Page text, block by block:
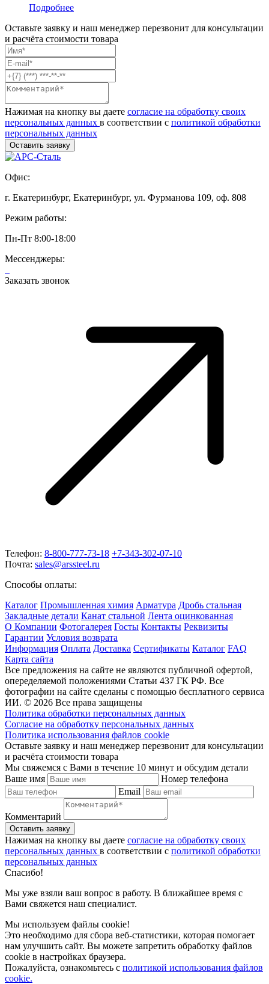
Подробнее
Оставьте заявку и наш менеджер перезвонит для консультации
и расчёта стоимости товара
Нажимая на кнопку вы даете согласие на обработку своих
персональных данных в соответствии с политикой обработки
персональных данных
Офис:
г. Екатеринбург, Екатеринбург, ул. Фурманова 109, оф. 808
Режим работы:
Пн-Пт 8:00-18:00
Мессенджеры:
Заказать звонок
Телефон: 8-800-777-73-18 +7-343-302-07-10
Почта: sales@arssteel.ru
Способы оплаты:
Каталог Промышленная химия Арматура Дробь стальная
Закладные детали Канат стальной Лента оцинкованная
О Компании Фотогалерея Госты Контакты Реквизиты
Гарантии Условия возврата
Информация Оплата Доставка Сертификаты Каталог FAQ
Карта сайта
Все предложения на сайте не являются публичной офертой,
опеределяемой положениями Статьи 437 ГК РФ. Все
фотографии на сайте сделаны с помощью бесплатного сервиса
ИИ. © 2026 Все права защищены
Политика обработки персональных данных
Согласие на обработку персональных данных
Политика использования файлов cookie
Оставьте заявку и наш менеджер перезвонит для консультации
и расчёта стоимости товара
Мы свяжемся с Вами в течение 10 минут и обсудим детали
Ваше имя
Номер телефона
Email
Комментарий
Нажимая на кнопку вы даете согласие на обработку своих
персональных данных в соответствии с политикой обработки
персональных данных
Спасибо!
Мы уже взяли ваш вопрос в работу. В ближайшее время с
Вами свяжется наш специалист.
Мы используем файлы cookie!
Это необходимо для сбора веб-статистики, которая помогает
нам улучшить сайт. Вы можете запретить обработку файлов
cookie в настройках браузера.
Пожалуйста, ознакомьтесь с политикой использования файлов
cookie.